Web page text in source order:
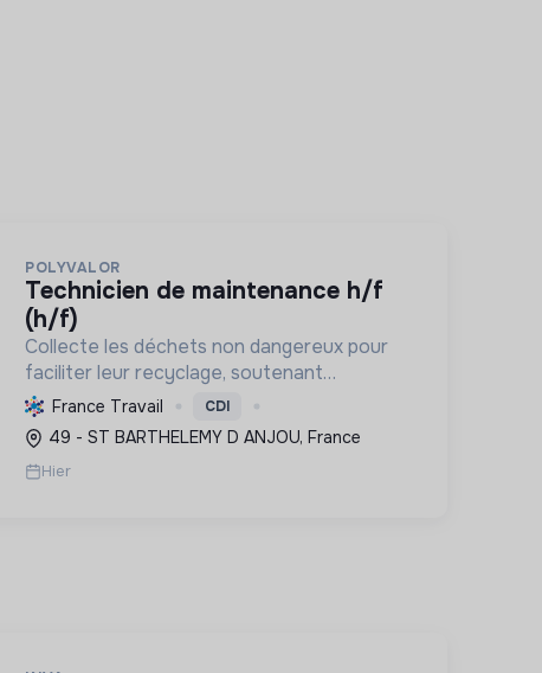
POLYVALOR
technicien de maintenance h/f
(h/f)
Collecte les déchets non dangereux pour
faciliter leur recyclage, soutenant
l'économie circulaire et la réduction de
l'empreinte environnementale via une
gestion efficace et des équipements
performant...
France Travail CDI
49 - ST BARTHELEMY D ANJOU, France
Hier